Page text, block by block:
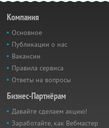
Компания
Основное
Публикации о нас
Вакансии
Правила сервиса
Ответы на вопросы
Бизнес-Партнёрам
Давайте сделаем акцию!
Заработайте, как Вебмастер